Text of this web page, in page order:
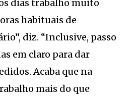
dias trabalho muito
habituais de
diz. “Inclusive, passo
em claro para dar
Acaba que na
mais do que